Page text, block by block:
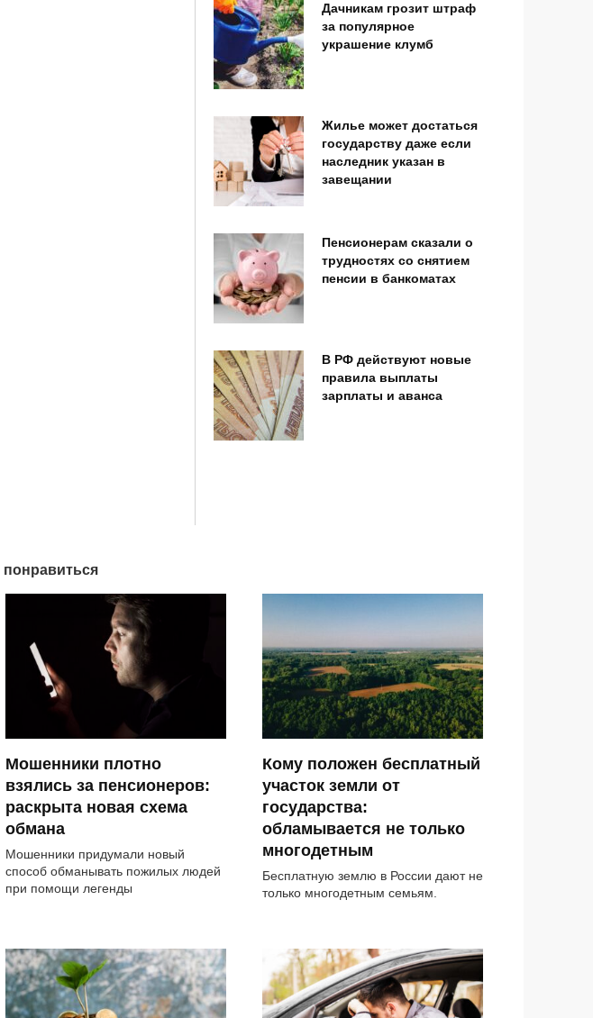
Дачникам грозит штраф
за популярное
украшение клумб
Жилье может достаться
государству даже если
наследник указан в
завещании
Пенсионерам сказали о
трудностях со снятием
пенсии в банкоматах
В РФ действуют новые
правила выплаты
зарплаты и аванса
Мошенники плотно
взялись за пенсионеров:
раскрыта новая схема
обмана
Мошенники придумали новый
способ обманывать пожилых людей
при помощи легенды
Кому положен бесплатный
участок земли от
государства:
обламывается не только
многодетным
Бесплатную землю в России дают не
только многодетным семьям.